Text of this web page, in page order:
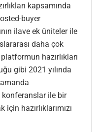
kapsamında
buyer
ilave ek üniteler ile
daha çok
hazırlıkları
gibi 2021 yılında
ile bir
hazırlıklarımızı